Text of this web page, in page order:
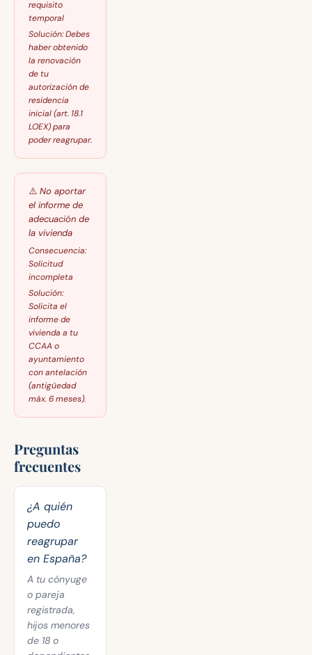
requisito
temporal
Solución:Debes
haber obtenido
la renovación
de tu
autorización de
residencia
inicial (art. 18.1
LOEX) para
poder reagrupar.
⚠️ No aportar
el informe de
adecuación de
la vivienda
Consecuencia:
Solicitud
incompleta
Solución:
Solicita el
informe de
vivienda a tu
CCAA o
ayuntamiento
con antelación
(antigüedad
máx. 6 meses).
Preguntas
frecuentes
¿A quién
puedo
reagrupar
en España?
A tu cónyuge
o pareja
registrada,
hijos menores
de 18 o